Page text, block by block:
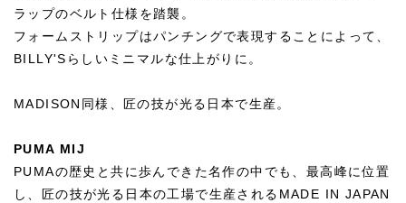
ラップのベルト仕様を踏襲。
フォームストリップはパンチングで表現することによって、
BILLY'Sらしいミニマルな仕上がりに。
MADISON同様、匠の技が光る日本で生産。
PUMA MIJ
PUMAの歴史と共に歩んできた名作の中でも、最高峰に位置
し、匠の技が光る日本の工場で生産されるMADE IN JAPAN